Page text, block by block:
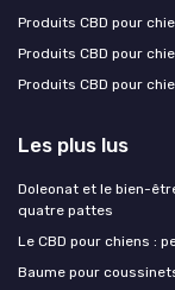
Produits CBD pour
Produits CBD pour
Produits CBD pour
Les plus lus
Doleonat et le bien-
quatre pattes
Le CBD pour chiens :
Baume pour